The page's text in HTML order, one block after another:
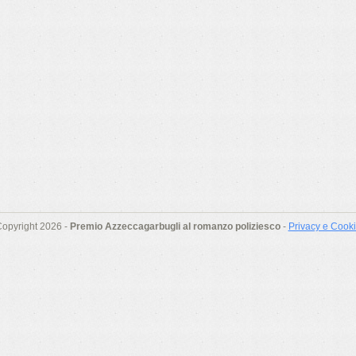
2026 - Premio Azzeccagarbugli al romanzo poliziesco- Privacy e